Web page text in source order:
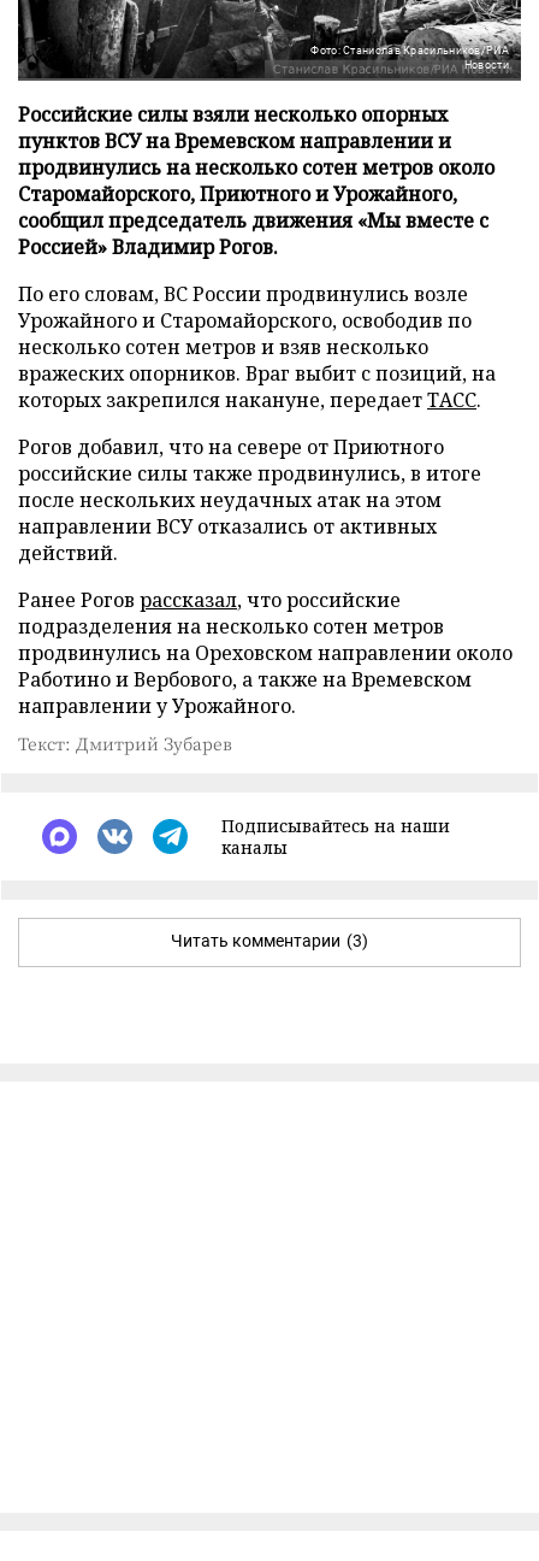
Фото: Станислав Красильников/РИА
Новости
Российские силы взяли несколько опорных
пунктов ВСУ на Времевском направлении и
продвинулись на несколько сотен метров около
Старомайорского, Приютного и Урожайного,
сообщил председатель движения «Мы вместе с
Россией» Владимир Рогов.
По его словам, ВС России продвинулись возле
Урожайного и Старомайорского, освободив по
несколько сотен метров и взяв несколько
вражеских опорников. Враг выбит с позиций, на
которых закрепился накануне, передаетТАСС.
Рогов добавил, что на севере от Приютного
российские силы также продвинулись, в итоге
после нескольких неудачных атак на этом
направлении ВСУ отказались от активных
действий.
Ранее Рогов рассказал, что российские
подразделения на несколько сотен метров
продвинулись на Ореховском направлении около
Работино и Вербового, а также на Времевском
направлении у Урожайного.
Текст: Дмитрий Зубарев
Подписывайтесь на наши
каналы
Читать комментарии (3)